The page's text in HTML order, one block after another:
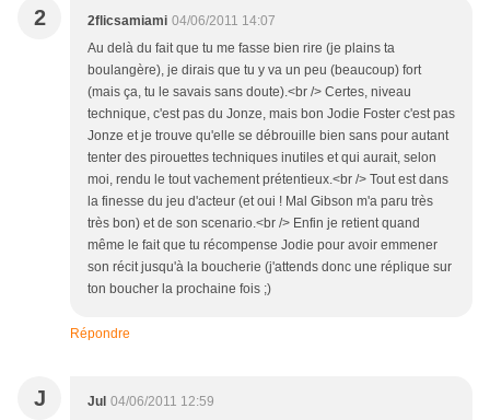
2 2flicsamiami 04/06/2011 14:07
Au delà du fait que tu me fasse bien rire (je plains ta
boulangère), je dirais que tu y va un peu (beaucoup) fort
(mais ça, tu le savais sans doute).<br /> Certes, niveau
technique, c'est pas du Jonze, mais bon Jodie Foster c'est pas
Jonze et je trouve qu'elle se débrouille bien sans pour autant
tenter des pirouettes techniques inutiles et qui aurait, selon
moi, rendu le tout vachement prétentieux.<br /> Tout est dans
la finesse du jeu d'acteur (et oui ! Mal Gibson m'a paru très
très bon) et de son scenario.<br /> Enfin je retient quand
même le fait que tu récompense Jodie pour avoir emmener
son récit jusqu'à la boucherie (j'attends donc une réplique sur
ton boucher la prochaine fois ;)
Répondre
J Jul 04/06/2011 12:59